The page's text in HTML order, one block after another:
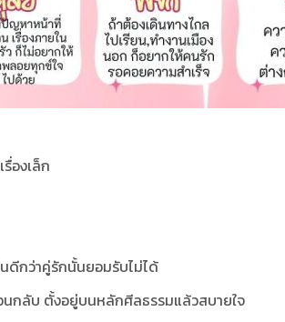
องเล็ก
ดีกว่าคู่รักนั้นยอมรับไม่ได้
นกลับ ตั้งอยู่บนหลักศีลธรรมแล้วสบายใจ